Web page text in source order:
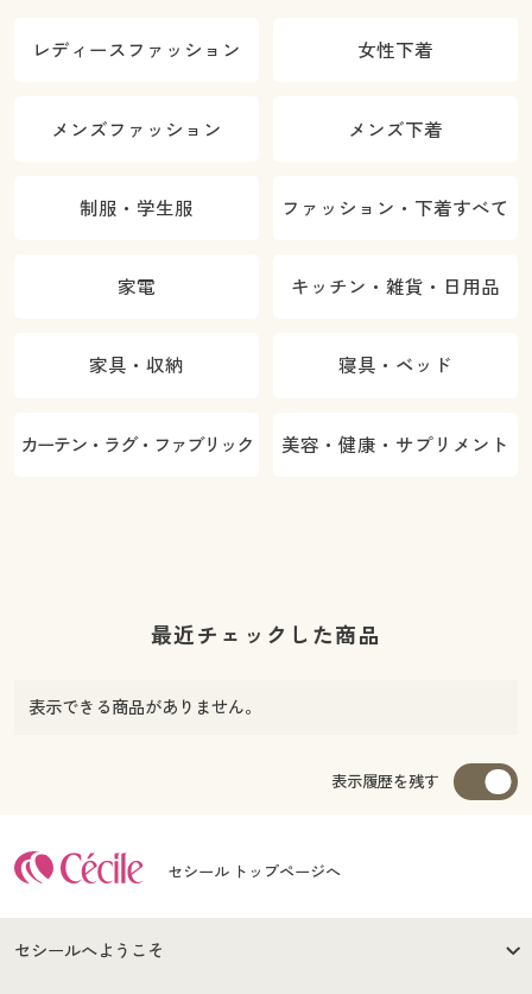
レディースファッション 女性下着
メンズファッション メンズ下着
制服・学生服 ファッション・下着すべて
家電 キッチン・雑貨・日用品
家具・収納 寝具・ベッド
カーテン・ラグ・ファブリック 美容・健康・サプリメント
最近チェックした商品
表示できる商品がありません。
表示履歴を残す
セシール トップページへ
セシールへようこそ